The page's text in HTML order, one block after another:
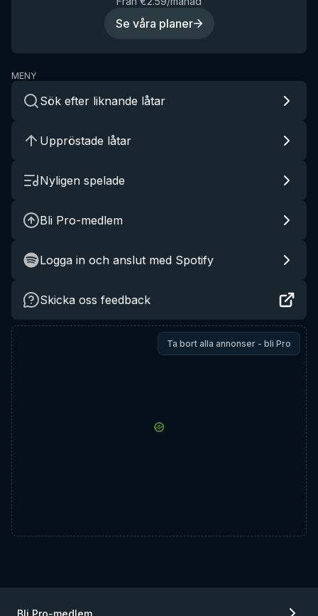
Se våra planer
MENY
Sök efter liknande låtar
Uppröstade låtar
Nyligen spelade
Bli Pro-medlem
Logga in och anslut med Spotify
Skicka oss feedback
Ta bort alla annonser - bli Pro
Bli Pro-medlem